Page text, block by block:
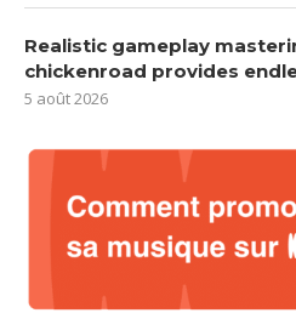
Realistic gameplay
chickenroad provides
5 août 2026